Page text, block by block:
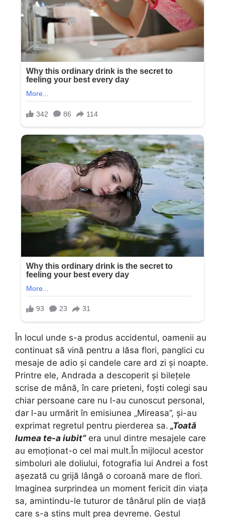
În locul unde s-a produs accidentul, oamenii au
continuat să vină pentru a lăsa flori, panglici cu
mesaje de adio și candele care ard zi și noapte.
Printre ele, Andrada a descoperit și bilețele
scrise de mână, în care prieteni, foști colegi sau
chiar persoane care nu l-au cunoscut personal,
dar l-au urmărit în emisiunea „Mireasa”, și-au
exprimat regretul pentru pierderea sa. „Toată
lumea te-a iubit”era unul dintre mesajele care
au emoționat-o cel mai mult.În mijlocul acestor
simboluri ale doliului, fotografia lui Andrei a fost
așezată cu grijă lângă o coroană mare de flori.
Imaginea surprindea un moment fericit din viața
sa, amintindu-le tuturor de tânărul plin de viață
care s-a stins mult prea devreme. Gestul